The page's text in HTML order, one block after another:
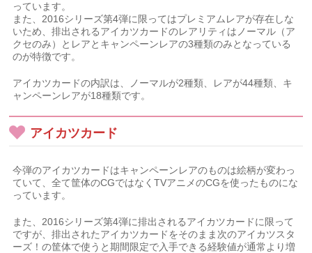
っています。
また、2016シリーズ第4弾に限ってはプレミアムレアが存在しな
いため、排出されるアイカツカードのレアリティはノーマル（ア
クセのみ）とレアとキャンペーンレアの3種類のみとなっている
のが特徴です。
アイカツカードの内訳は、ノーマルが2種類、レアが44種類、キ
ャンペーンレアが18種類です。
アイカツカード
今弾のアイカツカードはキャンペーンレアのものは絵柄が変わっ
ていて、全て筐体のCGではなくTVアニメのCGを使ったものにな
っています。
また、2016シリーズ第4弾に排出されるアイカツカードに限って
ですが、排出されたアイカツカードをそのまま次のアイカツスタ
ーズ！の筐体で使うと期間限定で入手できる経験値が通常より増